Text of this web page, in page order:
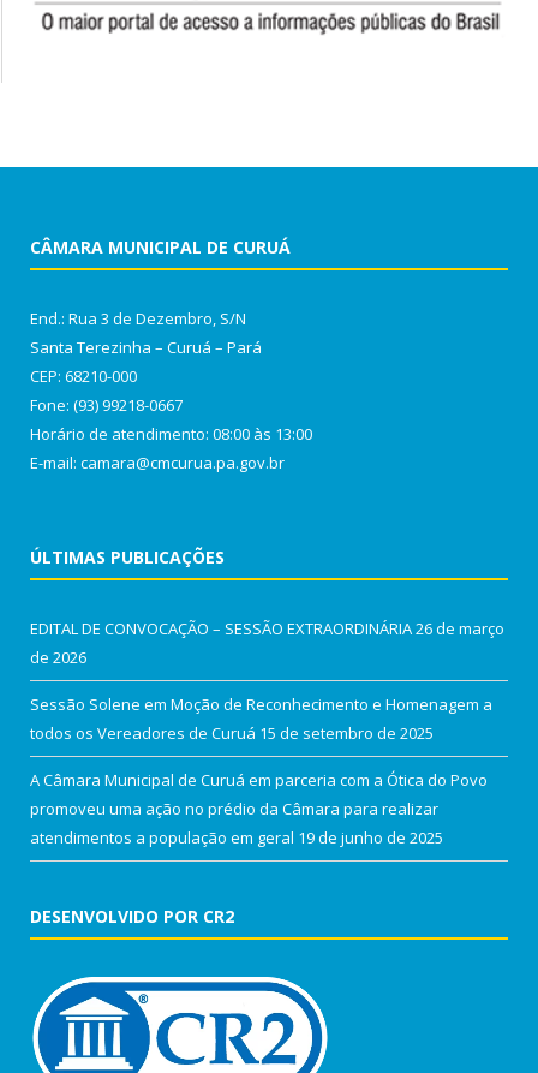
CÂMARA MUNICIPAL DE CURUÁ
End.: Rua 3 de Dezembro, S/N
Santa Terezinha – Curuá – Pará
CEP: 68210-000
Fone: (93) 99218-0667
Horário de atendimento: 08:00 às 13:00
E-mail: camara@cmcurua.pa.gov.br
ÚLTIMAS PUBLICAÇÕES
EDITAL DE CONVOCAÇÃO – SESSÃO EXTRAORDINÁRIA26 de março
de 2026
Sessão Solene em Moção de Reconhecimento e Homenagem a
todos os Vereadores de Curuá 15 de setembro de 2025
A Câmara Municipal de Curuá em parceria com a Ótica do Povo
promoveu uma ação no prédio da Câmara para realizar
atendimentos a população em geral 19 de junho de 2025
DESENVOLVIDO POR CR2